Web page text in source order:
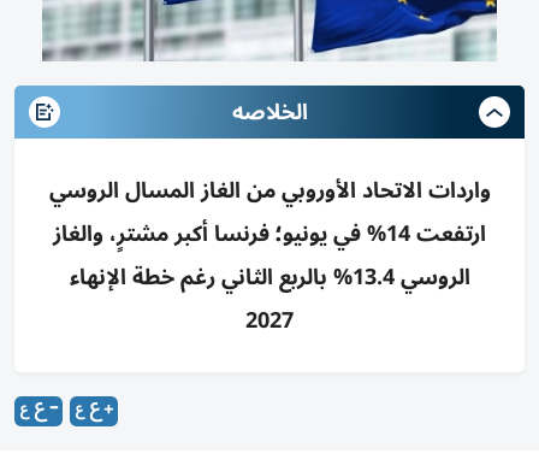
الخلاصه
واردات الاتحاد الأوروبي من الغاز المسال الروسي
ارتفعت 14% في يونيو؛ فرنسا أكبر مشترٍ، والغاز
الروسي 13.4% بالربع الثاني رغم خطة الإنهاء
2027